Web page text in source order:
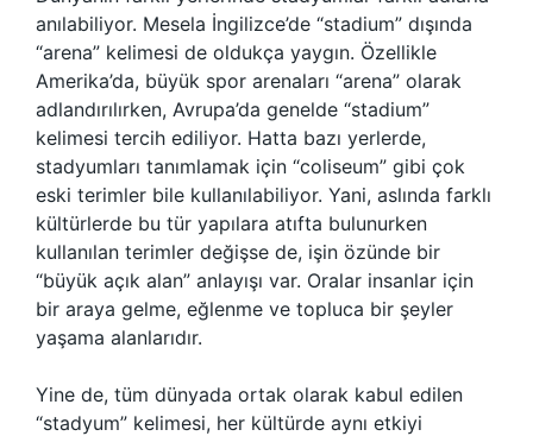
anılabiliyor. Mesela İngilizce’de “stadium” dışında
“arena” kelimesi de oldukça yaygın. Özellikle
Amerika’da, büyük spor arenaları “arena” olarak
adlandırılırken, Avrupa’da genelde “stadium”
kelimesi tercih ediliyor. Hatta bazı yerlerde,
stadyumları tanımlamak için “coliseum” gibi çok
eski terimler bile kullanılabiliyor. Yani, aslında farklı
kültürlerde bu tür yapılara atıfta bulunurken
kullanılan terimler değişse de, işin özünde bir
“büyük açık alan” anlayışı var. Oralar insanlar için
bir araya gelme, eğlenme ve topluca bir şeyler
yaşama alanlarıdır.
Yine de, tüm dünyada ortak olarak kabul edilen
“stadyum” kelimesi, her kültürde aynı etkiyi